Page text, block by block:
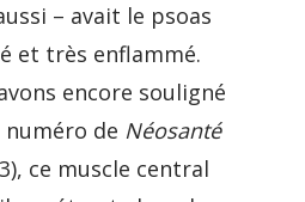
– avait le psoas
et très enflammé.
encore souligné
de Néosanté
ce muscle central